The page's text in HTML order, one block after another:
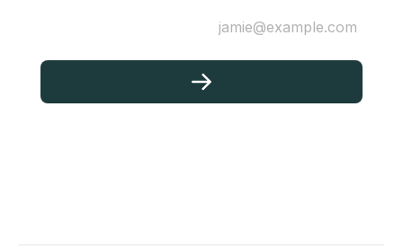
jamie@example.com